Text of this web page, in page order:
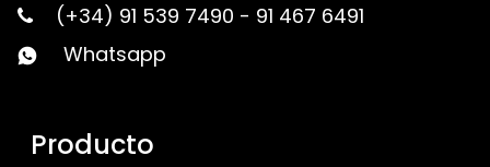
(+34) 91 539 7490 - 91 467 6491
Whatsapp
Producto